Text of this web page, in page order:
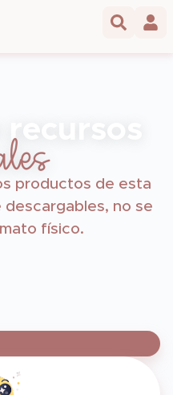
productos de esta
no se
físico.